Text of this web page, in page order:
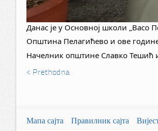
Данас је у Основној школи
Општина Пелагићево и ове године
Начелник општине Славко Тешић
< Prethodna
Мапа сајта Правилник сајта